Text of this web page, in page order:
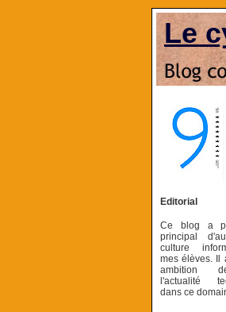
Le
Editorial
Ce blog a
principal
culture
mes élèves. Il
ambition
l'actualité
dans ce